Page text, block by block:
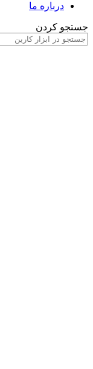
درباره ما
جستجو کردن